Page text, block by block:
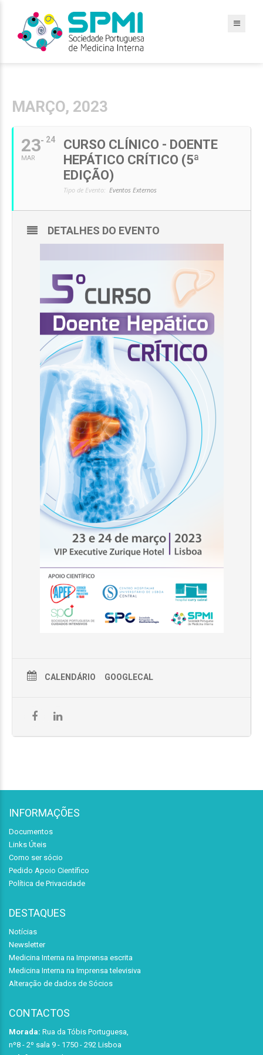
MARÇO, 2023
23
MAR
24
CURSO CLÍNICO - DOENTE
HEPÁTICO CRÍTICO (5ª
EDIÇÃO)
Tipo de Evento: Eventos Externos
DETALHES DO EVENTO
CALENDÁRIO GOOGLECAL
INFORMAÇÕES
Documentos
Links Úteis
Como ser sócio
Pedido Apoio Científico
Política de Privacidade
DESTAQUES
Notícias
Newsletter
Medicina Interna na Imprensa escrita
Medicina Interna na Imprensa televisiva
Alteração de dados de Sócios
CONTACTOS
Morada: Rua da Tóbis Portuguesa,
nº8 - 2º sala 9 - 1750 - 292 Lisboa